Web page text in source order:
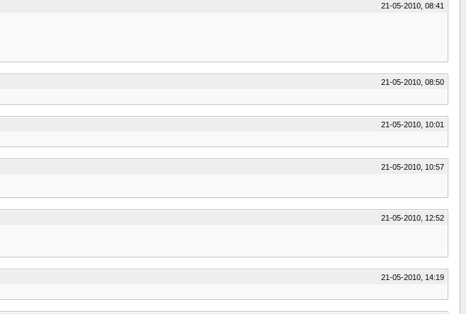
21-05-2010, 08:41
21-05-2010, 08:50
21-05-2010, 10:01
21-05-2010, 10:57
21-05-2010, 12:52
21-05-2010, 14:19